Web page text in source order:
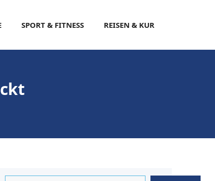
SPORT & FITNESS REISEN & KUR